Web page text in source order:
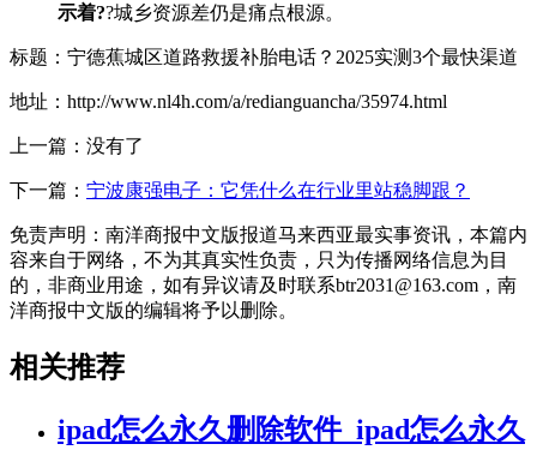
示着??城乡资源差仍是痛点根源。
标题：宁德蕉城区道路救援补胎电话？2025实测3个最快渠道
地址：http://www.nl4h.com/a/redianguancha/35974.html
上一篇：没有了
下一篇： 宁波康强电子：它凭什么在行业里站稳脚跟？
免责声明：南洋商报中文版报道马来西亚最实事资讯，本篇内
容来自于网络，不为其真实性负责，只为传播网络信息为目
的，非商业用途，如有异议请及时联系btr2031@163.com，南
洋商报中文版的编辑将予以删除。
相关推荐
ipad怎么永久删除软件_ipad怎么永久